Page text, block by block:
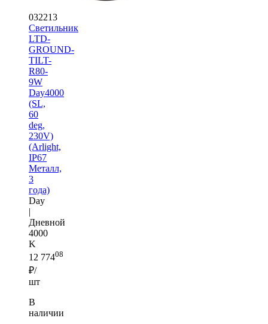
032213
Светильник
LTD-
GROUND-
TILT-
R80-
9W
Day4000
(SL,
60
deg,
230V)
(Arlight,
IP67
Металл,
3
года)
Day
|
Дневной
4000
K
12 77408
₽/
шт
В
наличии